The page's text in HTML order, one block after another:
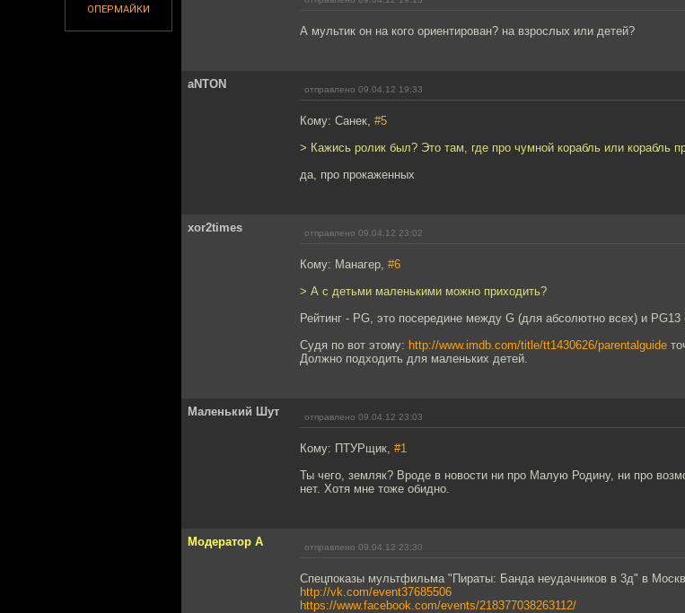
ОПЕРМАЙКИ
А мультик он на кого ориентирован? на взрослых или детей?
aNTON отправлено 09.04.12 19:33
Кому: Санек, #5
> Кажись ролик был? Это там, где про чумной корабль или корабль
да, про прокаженных
xor2times отправлено 09.04.12 23:02
Кому: Манагер, #6
> А с детьми маленькими можно приходить?
Рейтинг - PG, это посередине между G (для абсолютно всех) и
Судя по вот этому: http://www.imdb.com/title/tt1430626/parentalguide
Должно подходить для маленьких детей.
Маленький Шут отправлено 09.04.12 23:03
Кому: ПТУРщик, #1
Ты чего, земляк? Вроде в новости ни про Малую Родину, ни про
нет. Хотя мне тоже обидно.
Модератор А отправлено 09.04.12 23:30
Спецпоказы мультфильма "Пираты: Банда неудачников в 3д" в
http://vk.com/event37685506
https://www.facebook.com/events/218377038263112/